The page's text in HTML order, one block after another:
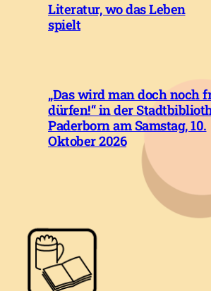
Literatur, wo das Leben
spielt
„Das wird man doch noch
dürfen!“ in der
Paderborn am Samstag, 10.
Oktober 2026